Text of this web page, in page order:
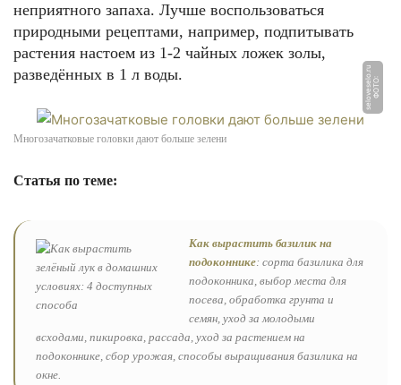
неприятного запаха. Лучше воспользоваться
природными рецептами, например, подпитывать
растения настоем из 1-2 чайных ложек золы,
разведённых в 1 л воды.
Ф
О
Т
О:
s
el
o
v
e
s
el
o.
r
u
Многозачатковые головки дают больше зелени
Статья по теме:
Как вырастить базилик на
подоконнике: сорта базилика для
подоконника, выбор места для
посева, обработка грунта и
семян, уход за молодыми
всходами, пикировка, рассада, уход за растением на
подоконнике, сбор урожая, способы выращивания базилика на
окне.